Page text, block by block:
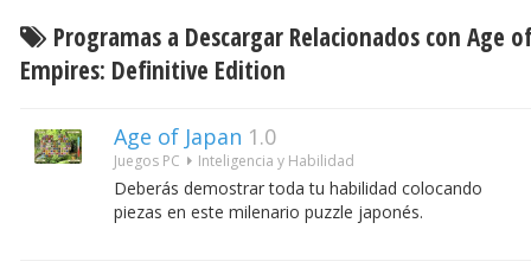
Programas a Descargar Relacionados con Age
Empires: Definitive Edition
Age of Japan 1.0
Juegos PC Inteligencia y Habilidad
Deberás demostrar toda tu habilidad colocando
piezas en este milenario puzzle japonés.